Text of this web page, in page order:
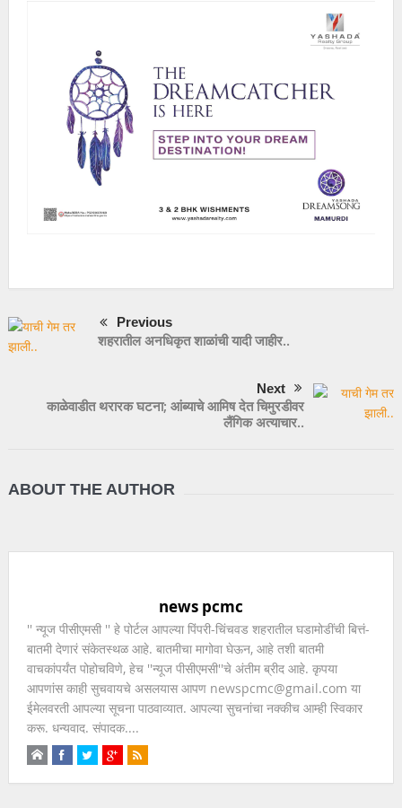
Previous
शहरातील अनधिकृत शाळांची यादी जाहीर..
Next
काळेवाडीत थरारक घटना; आंब्याचे आमिष देत चिमुरडीवर
लैंगिक अत्याचार..
ABOUT THE AUTHOR
news pcmc
'' न्यूज पीसीएमसी '' हे पोर्टल आपल्या पिंपरी-चिंचवड शहरातील घडामोडींची बित्तं-
बातमी देणारं संकेतस्थळ आहे. बातमीचा मागोवा घेऊन, आहे तशी बातमी
वाचकांपर्यंत पोहोचविणे, हेच ''न्यूज पीसीएमसी''चे अंतीम ब्रीद आहे. कृपया
आपणांस काही सुचवायचे असलयास आपण newspcmc@gmail.com या
ईमेलवरती आपल्या सूचना पाठवाव्यात. आपल्या सुचनांचा नक्कीच आम्ही स्विकार
करू. धन्यवाद. संपादक....